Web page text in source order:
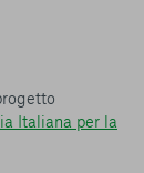
Italiana per la